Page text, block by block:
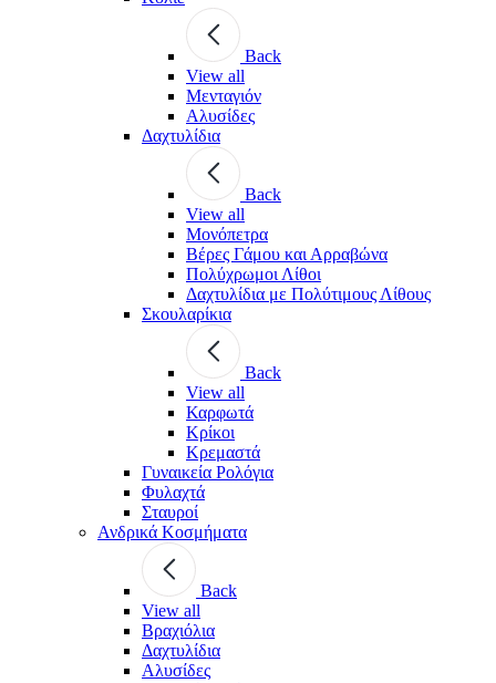
Back
View all
Μενταγιόν
Αλυσίδες
Δαχτυλίδια
Back
View all
Μονόπετρα
Βέρες Γάμου και Αρραβώνα
Πολύχρωμοι Λίθοι
Δαχτυλίδια με Πολύτιμους Λίθους
Σκουλαρίκια
Back
View all
Καρφωτά
Κρίκοι
Κρεμαστά
Γυναικεία Ρολόγια
Φυλαχτά
Σταυροί
Ανδρικά Κοσμήματα
Back
View all
Βραχιόλια
Δαχτυλίδια
Αλυσίδες